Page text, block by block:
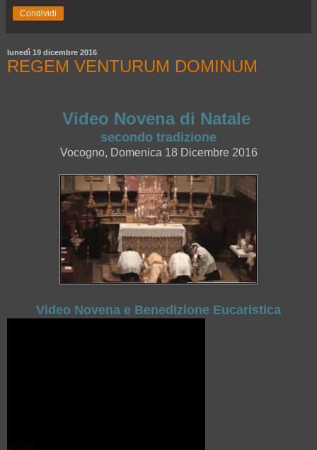
Condividi
lunedì 19 dicembre 2016
REGEM VENTURUM DOMINUM
Video Novena di Natale
secondo tradizione
Vocogno, Domenica 18 Dicembre 2016
Video Novena e Benedizione Eucaristica